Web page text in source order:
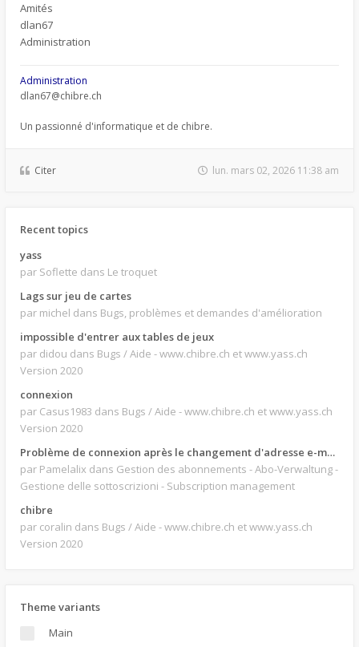
Amités
dlan67
Administration
Administration
dlan67@chibre.ch
Un passionné d'informatique et de chibre.
Citer lun. mars 02, 2026 11:38 am
Recent topics
yass
par Soflette dans Le troquet
Lags sur jeu de cartes
par michel dans Bugs, problèmes et demandes d'amélioration
impossible d'entrer aux tables de jeux
par didou dans Bugs / Aide - www.chibre.ch et www.yass.ch
Version 2020
connexion
par Casus1983 dans Bugs / Aide - www.chibre.ch et www.yass.ch
Version 2020
Problème de connexion après le changement d'adresse e-mail.
par Pamelalix dans Gestion des abonnements - Abo-Verwaltung -
Gestione delle sottoscrizioni - Subscription management
chibre
par coralin dans Bugs / Aide - www.chibre.ch et www.yass.ch
Version 2020
Theme variants
Main